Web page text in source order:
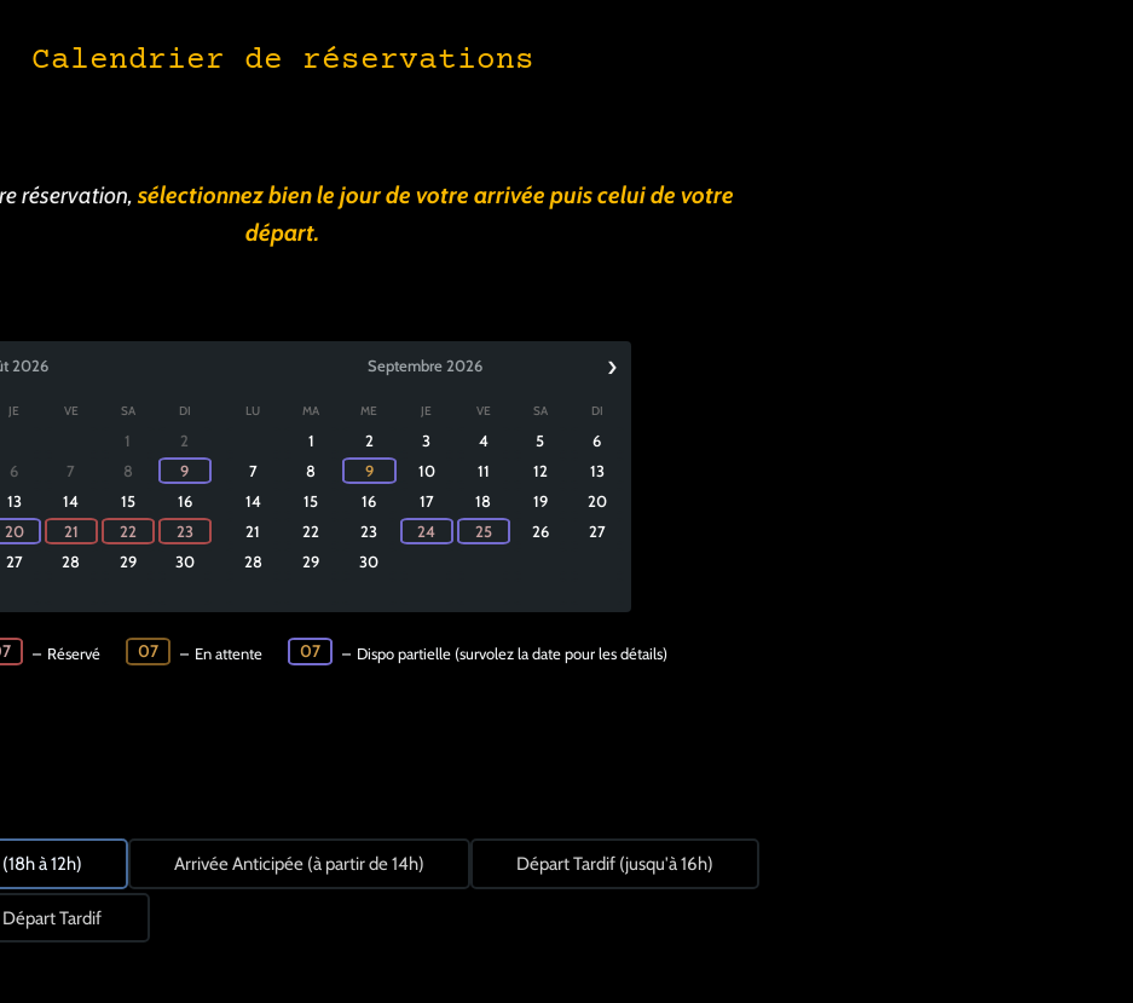
Calendrier de réservations
réservation,sélectionnez bien le jour de votre arrivée puis celui de votre
départ.
›
2026
JE VE SA DI
1
2
6 7 8 ·
9
13 14 15
16
·
20 21 22 23
27 28 29
30
Septembre 2026
LU MA ME JE VE SA DI
1 2 3 4 5
6
7
8 ·
9 10 11 12
13
14
15 16 17 18 19
20
21
22 23 ·
24 ·
25 26
27
28
29 30
– Réservé 07 – En attente ·
07 – Dispo partielle (survolez la date pour les détails)
à 12h) Arrivée Anticipée (à partir de 14h) Départ Tardif (jusqu'à 16h)
Tardif